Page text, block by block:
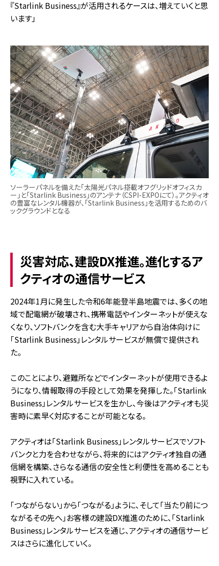
『Starlink Business』が活用されるケースは、増えていくと思
います」
ソーラーパネルを備えた「太陽光パネル搭載オフグリッドオフィスカ
ー」と「Starlink Business」のアンテナ（CSPI-EXPOにて）。アクティオ
の豊富なレンタル機器が、「Starlink Business」を活用するためのバ
ックグラウンドとなる
災害対応、建設DX推進。進化するア
クティオの通信サービス
2024年1月に発生した令和6年能登半島地震では、多くの地
域で配電網が破壊され、携帯電話やインターネットが使えな
くなり、ソフトバンクを含む大手キャリアから自治体向けに
「Starlink Business」レンタルサービスが無償で提供され
た。
このことにより、避難所などでインターネットが使用できるよ
うになり、情報取得の手段として効果を発揮した。「Starlink
Business」レンタルサービスを生かし、今後はアクティオも災
害時に素早く対応することが可能となる。
アクティオは「Starlink Business」レンタルサービスでソフト
バンクと力を合わせながら、将来的にはアクティオ独自の通
信網を構築、さらなる通信の安全性と利便性を高めることも
視野に入れている。
「つながらない」から「つながる」ように、そして「当たり前につ
ながるその先へ」――お客様の建設DX推進のために、「Starlink
Business」レンタルサービスを通じ、アクティオの通信サービ
スはさらに進化していく。